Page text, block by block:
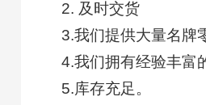
2. 及时交货
3.我们提供大量名牌
4.我们拥有经验丰富
5.库存充足。